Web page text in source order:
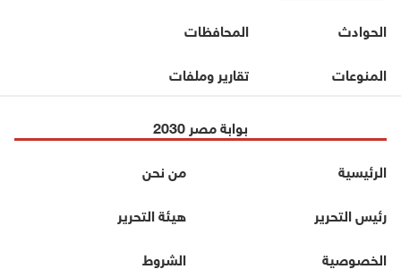
الحوادث
المحافظات
المنوعات
تقارير وملفات
بوابة مصر 2030
الرئيسية
من نحن
رئيس التحرير
هيئة التحرير
الخصوصية
الشروط